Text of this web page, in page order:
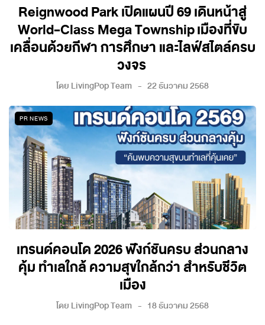
Reignwood Park เปิดแผนปี 69 เดินหน้าสู่
World-Class Mega Township เมืองที่ขับ
เคลื่อนด้วยกีฬา การศึกษา และไลฟ์สไตล์ครบ
วงจร
โดย LivingPop Team 22 ธันวาคม 2568
PR NEWS
เทรนด์คอนโด 2026 ฟังก์ชันครบ ส่วนกลาง
คุ้ม ทำเลใกล้ ความสุขใกล้กว่า สำหรับชีวิต
เมือง
โดย LivingPop Team 18 ธันวาคม 2568